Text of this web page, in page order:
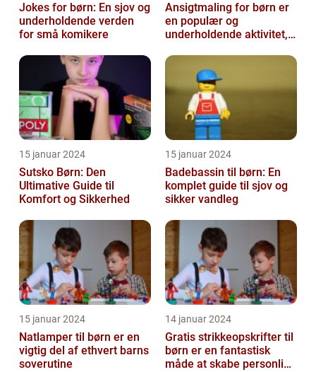
Jokes for børn: En sjov og
underholdende verden
for små komikere
Ansigtmaling for børn er
en populær og
underholdende aktivitet,
kreativitet, fantasi ...
15 januar 2024
Sutsko Børn: Den
Ultimative Guide til
Komfort og Sikkerhed
15 januar 2024
Badebassin til børn: En
komplet guide til sjov og
sikker vandleg
15 januar 2024
Natlamper til børn er en
vigtig del af ethvert barns
soverutine
14 januar 2024
Gratis strikkeopskrifter til
børn er en fantastisk
måde at skabe personlige